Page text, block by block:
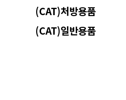
(CAT)처방용품
(CAT)일반용품